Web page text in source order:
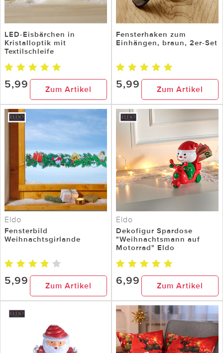
LED-Eisbärchen in
Kristalloptik mit
Textilschleife
5,99 Zum Artikel
Fensterhaken zum
Einhängen, braun, 2er-Set
5,99 Zum Artikel
Eldo
Fensterbild
Weihnachtsgirlande
5,99 Zum Artikel
Eldo
Dekofigur Spardose
"Weihnachtsmann auf
Motorrad" Eldo
6,99 Zum Artikel